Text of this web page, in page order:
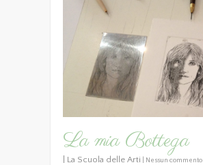
La mia Bottega
La Scuola delle Arti Nessun commento